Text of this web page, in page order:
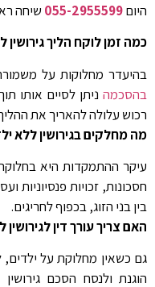
היום055-2955599 שיחה
כמה זמן לוקח הליך גירושין
בהיעדר מחלוקות על
בהסכמה ניתן לסיים אותו
רכוש עלולה להאריך את
מה מחלקים בגירושין ללא
עיקר ההתמקדות היא
חסכונות, זכויות פנסיוניות
בין בני הזוג, בכפוף לחריגים.
האם צריך עורך דין לגירושין
גם כשאין מחלוקת על ילדים,
הוגנת ולנסח הסכם